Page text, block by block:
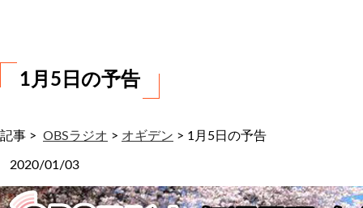
1月5日の予告
記事 > OBSラジオ > オギデン > 1月5日の予告
2020/01/03